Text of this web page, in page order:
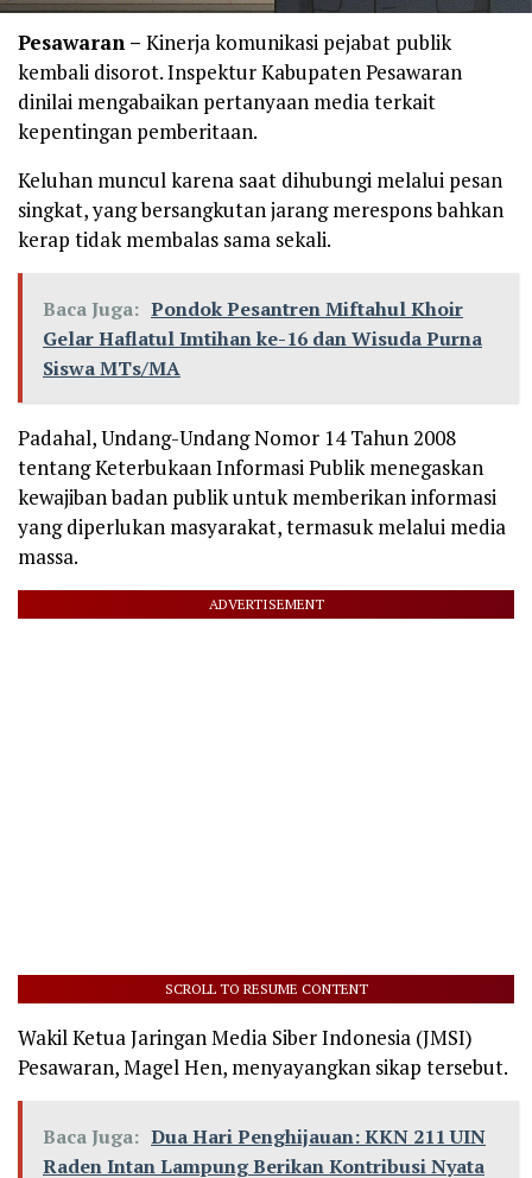
Pesawaran – Kinerja komunikasi pejabat publik
kembali disorot. Inspektur Kabupaten Pesawaran
dinilai mengabaikan pertanyaan media terkait
kepentingan pemberitaan.
Keluhan muncul karena saat dihubungi melalui pesan
singkat, yang bersangkutan jarang merespons bahkan
kerap tidak membalas sama sekali.
Baca Juga: Pondok Pesantren Miftahul Khoir
Gelar Haflatul Imtihan ke-16 dan Wisuda Purna
Siswa MTs/MA
Padahal, Undang-Undang Nomor 14 Tahun 2008
tentang Keterbukaan Informasi Publik menegaskan
kewajiban badan publik untuk memberikan informasi
yang diperlukan masyarakat, termasuk melalui media
massa.
ADVERTISEMENT
SCROLL TO RESUME CONTENT
Wakil Ketua Jaringan Media Siber Indonesia (JMSI)
Pesawaran, Magel Hen, menyayangkan sikap tersebut.
Baca Juga: Dua Hari Penghijauan: KKN 211 UIN
Raden Intan Lampung Berikan Kontribusi Nyata